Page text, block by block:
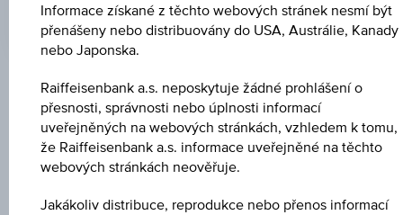
Klíčové údaje
Název
Informace získané z těchto webových stránek nesmí být
přenášeny nebo distribuovány do USA, Austrálie, Kanady
nebo Japonska.
Raiffeisenbank a.s. neposkytuje žádné prohlášení o
přesnosti, správnosti nebo úplnosti informací
uveřejněných na webových stránkách, vzhledem k tomu,
že Raiffeisenbank a.s. informace uveřejněné na těchto
webových stránkách neověřuje.
Jakákoliv distribuce, reprodukce nebo přenos informací